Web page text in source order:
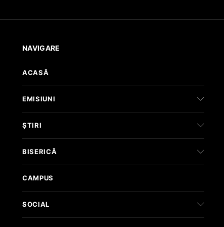
NAVIGARE
ACASĂ
EMISIUNI
ȘTIRI
BISERICĂ
CAMPUS
SOCIAL